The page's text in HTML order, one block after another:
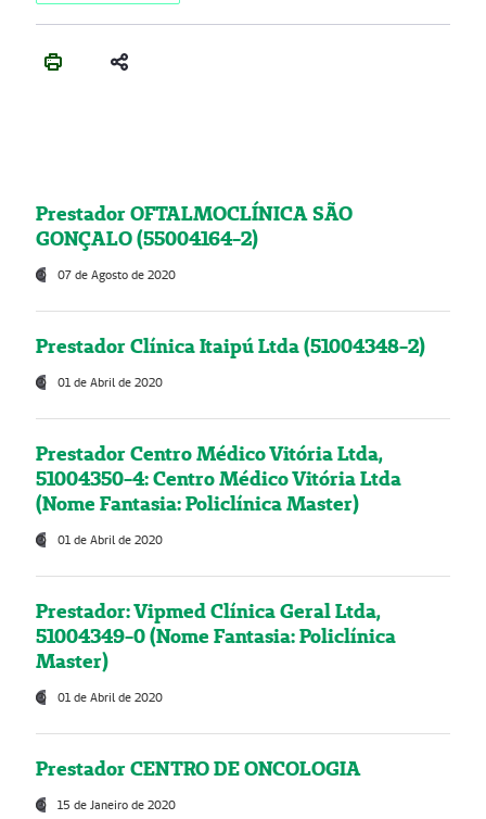
Prestador OFTALMOCLÍNICA SÃO
GONÇALO (55004164-2)
07 de Agosto de 2020
Prestador Clínica Itaipú Ltda (51004348-2)
01 de Abril de 2020
Prestador Centro Médico Vitória Ltda,
51004350-4: Centro Médico Vitória Ltda
(Nome Fantasia: Policlínica Master)
01 de Abril de 2020
Prestador: Vipmed Clínica Geral Ltda,
51004349-0 (Nome Fantasia: Policlínica
Master)
01 de Abril de 2020
Prestador CENTRO DE ONCOLOGIA
15 de Janeiro de 2020